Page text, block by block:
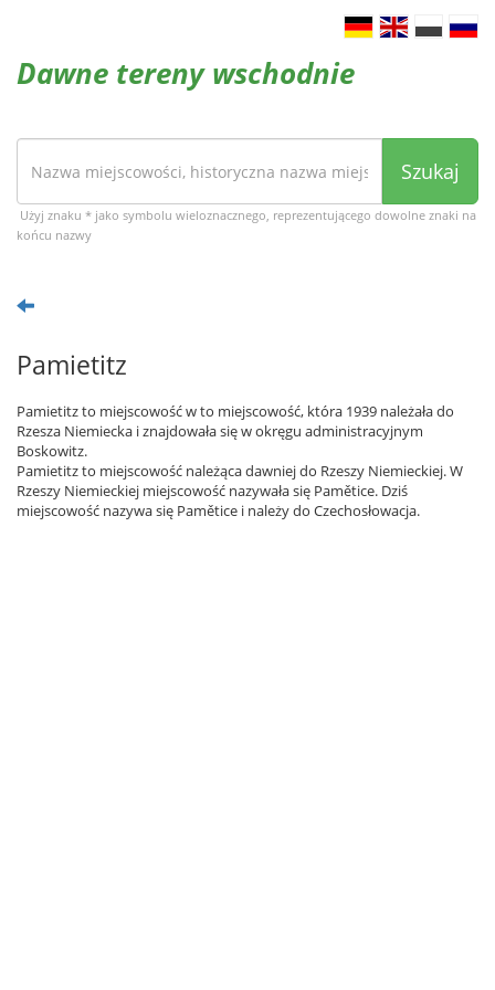
Dawne tereny wschodnie
Szukaj
Użyj znaku * jako symbolu wieloznacznego, reprezentującego dowolne znaki na
końcu nazwy
Pamietitz
Pamietitz to miejscowość w to miejscowość, która 1939 należała do
Rzesza Niemiecka i znajdowała się w okręgu administracyjnym
Boskowitz.
Pamietitz to miejscowość należąca dawniej do Rzeszy Niemieckiej. W
Rzeszy Niemieckiej miejscowość nazywała się Pamětice. Dziś
miejscowość nazywa się Pamětice i należy do Czechosłowacja.